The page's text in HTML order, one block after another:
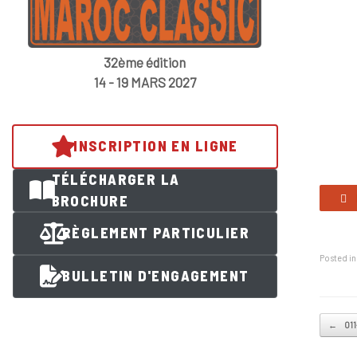
Posted in
Post
←
32ème édition
14 - 19 MARS 2027
INSCRIPTION EN LIGNE
TÉLÉCHARGER LA
BROCHURE
RÈGLEMENT PARTICULIER
BULLETIN D'ENGAGEMENT